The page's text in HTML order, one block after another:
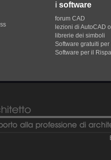
i software
forum CAD
lezioni di AutoCAD
librerie dei simboli
Software gratuiti per
Software per il